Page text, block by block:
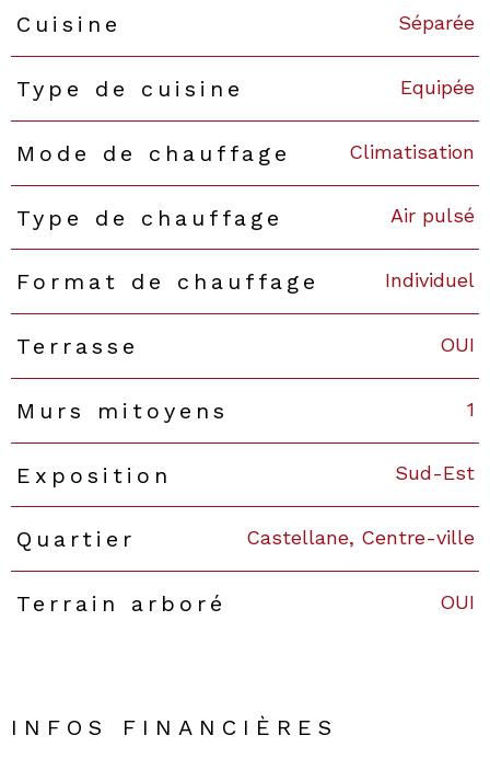
Cuisine Séparée
Type de cuisine Equipée
Mode de chauffage Climatisation
Type de chauffage Air pulsé
Format de chauffage Individuel
Terrasse OUI
Murs mitoyens 1
Exposition Sud-Est
Quartier Castellane, Centre-ville
Terrain arboré OUI
INFOS FINANCIÈRES